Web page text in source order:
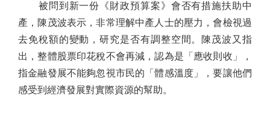
被問到新一份《財政預算案》會否有措施扶助中
產，陳茂波表示，非常理解中產人士的壓力，會檢視過
去免稅額的變動，研究是否有調整空間。陳茂波又指
出，整體股票印花稅不會再減，認為是「應收則收」，
指金融發展不能夠忽視市民的「體感溫度」，要讓他們
感受到經濟發展對實際資源的幫助。